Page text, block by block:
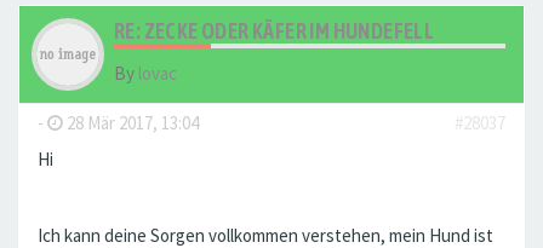
RE: ZECKE ODER KÄFER IM HUNDEFELL
By lovac
- 28 Mär 2017, 13:04
#28037
Hi
Ich kann deine Sorgen vollkommen verstehen, mein Hund ist